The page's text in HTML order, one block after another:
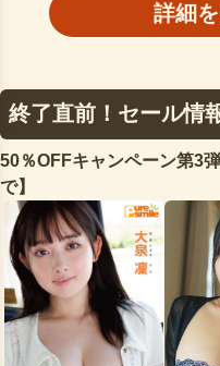
詳細
終了直前！セール情
50％OFFキャンペーン第3
で】